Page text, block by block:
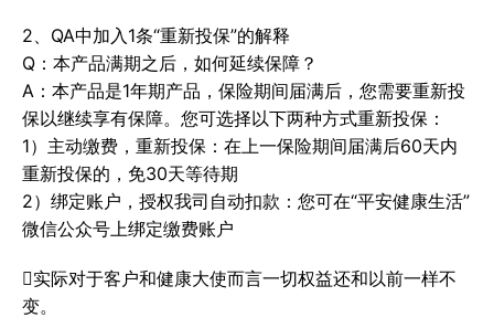
2、QA中加入1条“重新投保”的解释
Q：本产品满期之后，如何延续保障？
A：本产品是1年期产品，保险期间届满后，您需要重新投
保以继续享有保障。您可选择以下两种方式重新投保：
1）主动缴费，重新投保：在上一保险期间届满后60天内
重新投保的，免30天等待期
2）绑定账户，授权我司自动扣款：您可在“平安健康生活”
微信公众号上绑定缴费账户
实际对于客户和健康大使而言一切权益还和以前一样不
变。